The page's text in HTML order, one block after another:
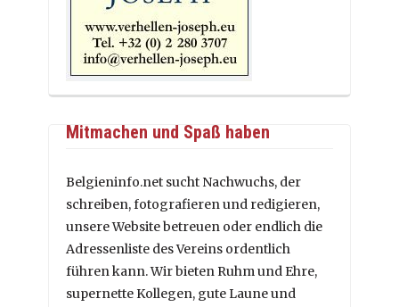
Mitmachen und Spaß haben
Belgieninfo.net sucht Nachwuchs, der
schreiben, fotografieren und redigieren,
unsere Website betreuen oder endlich die
Adressenliste des Vereins ordentlich
führen kann. Wir bieten Ruhm und Ehre,
supernette Kollegen, gute Laune und